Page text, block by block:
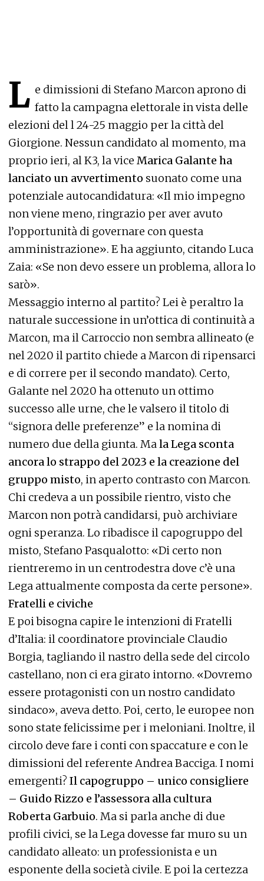
L e dimissioni di Stefano Marcon aprono di
fatto la campagna elettorale in vista delle
elezioni del l 24-25 maggio per la città del
Giorgione. Nessun candidato al momento, ma
proprio ieri, al K3, la vice Marica Galante ha
lanciato un avvertimento suonato come una
potenziale autocandidatura: «Il mio impegno
non viene meno, ringrazio per aver avuto
l’opportunità di governare con questa
amministrazione». E ha aggiunto, citando Luca
Zaia: «Se non devo essere un problema, allora lo
sarò».
Messaggio interno al partito? Lei è peraltro la
naturale successione in un’ottica di continuità a
Marcon, ma il Carroccio non sembra allineato (e
nel 2020 il partito chiede a Marcon di ripensarci
e di correre per il secondo mandato). Certo,
Galante nel 2020 ha ottenuto un ottimo
successo alle urne, che le valsero il titolo di
“signora delle preferenze” e la nomina di
numero due della giunta. Mala Lega sconta
ancora lo strappo del 2023 e la creazione del
gruppo misto, in aperto contrasto con Marcon.
Chi credeva a un possibile rientro, visto che
Marcon non potrà candidarsi, può archiviare
ogni speranza. Lo ribadisce il capogruppo del
misto, Stefano Pasqualotto: «Di certo non
rientreremo in un centrodestra dove c’è una
Lega attualmente composta da certe persone».
Fratelli e civiche
E poi bisogna capire le intenzioni di Fratelli
d’Italia: il coordinatore provinciale Claudio
Borgia, tagliando il nastro della sede del circolo
castellano, non ci era girato intorno. «Dovremo
essere protagonisti con un nostro candidato
sindaco», aveva detto. Poi, certo, le europee non
sono state felicissime per i meloniani. Inoltre, il
circolo deve fare i conti con spaccature e con le
dimissioni del referente Andrea Bacciga. I nomi
emergenti? Il capogruppo – unico consigliere
– Guido Rizzo e l’assessora alla cultura
Roberta Garbuio. Ma si parla anche di due
profili civici, se la Lega dovesse far muro su un
candidato alleato: un professionista e un
esponente della società civile. E poi la certezza